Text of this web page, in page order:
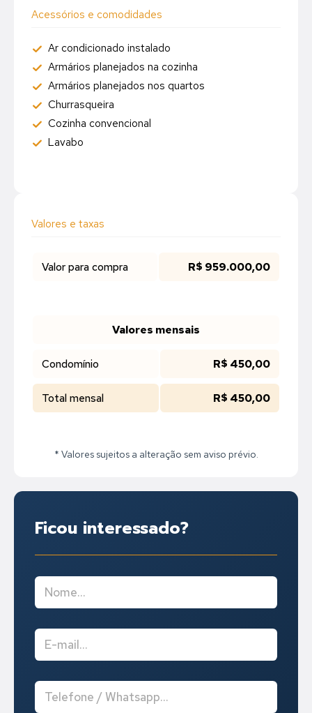
Acessórios e comodidades
Ar condicionado instalado
Armários planejados na cozinha
Armários planejados nos quartos
Churrasqueira
Cozinha convencional
Lavabo
Valores e taxas
Valor para compra R$ 959.000,00
Valores mensais
Condomínio R$ 450,00
Total mensal R$ 450,00
* Valores sujeitos a alteração sem aviso prévio.
Ficou interessado?